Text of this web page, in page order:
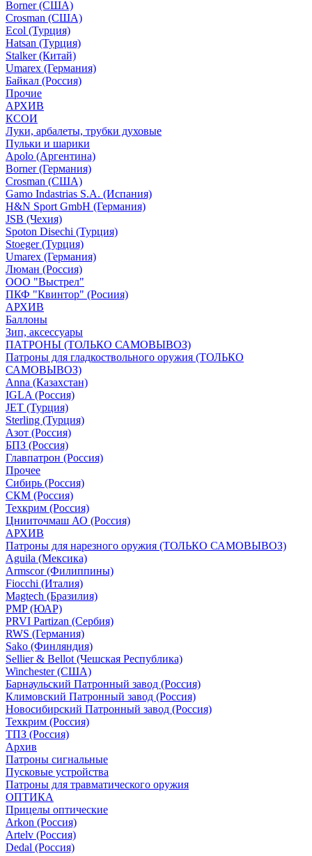
Borner (США)
Crosman (США)
Ecol (Турция)
Hatsan (Турция)
Stalker (Китай)
Umarex (Германия)
Байкал (Россия)
Прочие
АРХИВ
КСОИ
Луки, арбалеты, трубки духовые
Пульки и шарики
Apolo (Аргентина)
Borner (Германия)
Crosman (США)
Gamo Indastrias S.A. (Испания)
H&N Sport GmbH (Германия)
JSB (Чехия)
Spoton Disechi (Турция)
Stoeger (Турция)
Umarex (Германия)
Люман (Россия)
ООО "Выстрел"
ПКФ "Квинтор" (Росиия)
АРХИВ
Баллоны
Зип, аксессуары
ПАТРОНЫ (ТОЛЬКО САМОВЫВОЗ)
Патроны для гладкоствольного оружия (ТОЛЬКО
САМОВЫВОЗ)
Anna (Казахстан)
IGLA (Россия)
JET (Турция)
Sterling (Турция)
Азот (Россия)
БПЗ (Россия)
Главпатрон (Россия)
Прочее
Сибирь (Россия)
СКМ (Россия)
Техкрим (Россия)
Цнииточмаш АО (Россия)
АРХИВ
Патроны для нарезного оружия (ТОЛЬКО САМОВЫВОЗ)
Aguila (Мексика)
Armscor (Филиппины)
Fiocchi (Италия)
Magtech (Бразилия)
PMP (ЮАР)
PRVI Partizan (Сербия)
RWS (Германия)
Sako (Финляндия)
Sellier & Bellot (Чешская Республика)
Winchester (США)
Барнаульский Патронный завод (Россия)
Климовский Патронный завод (Россия)
Новосибирский Патронный завод (Россия)
Техкрим (Россия)
ТПЗ (Россия)
Архив
Патроны сигнальные
Пусковые устройства
Патроны для травматического оружия
ОПТИКА
Прицелы оптические
Arkon (Россия)
Artelv (Россия)
Dedal (Россия)